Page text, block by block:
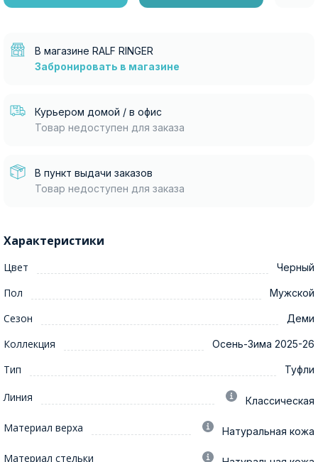
В магазине RALF RINGER
Забронировать в магазине
Курьером домой / в офис
Товар недоступен для заказа
В пункт выдачи заказов
Товар недоступен для заказа
Характеристики
Цвет Черный
Пол Мужской
Сезон Деми
Коллекция Осень-Зима 2025-26
Тип Туфли
Линия Классическая
Материал верха Натуральная кожа
Материал стельки